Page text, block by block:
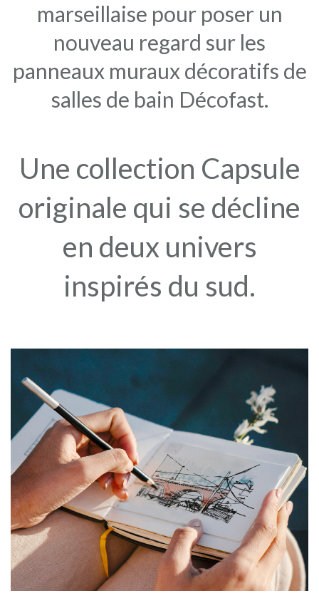
marseillaise pour poser un
nouveau regard sur les
panneaux muraux décoratifs de
salles de bain Décofast.
Une collection Capsule
originale qui se décline
en deux univers
inspirés du sud.